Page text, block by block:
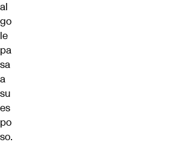
al
go
le
pa
sa
a
su
es
po
so.